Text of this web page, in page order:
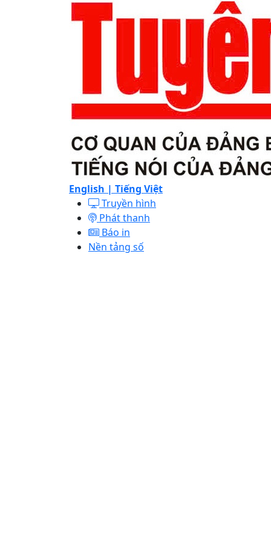
English | Tiếng Việt
Truyền hình
Phát thanh
Báo in
Nền tảng số